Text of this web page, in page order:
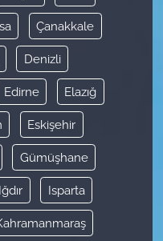
Çanakkale
Denizli
Edirne Elazığ
Eskişehir
Gümüşhane
Iğdır Isparta